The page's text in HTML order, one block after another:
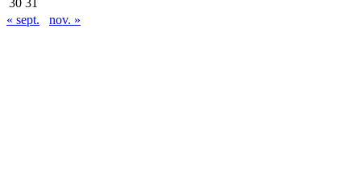
30 31
« sept.
nov. »